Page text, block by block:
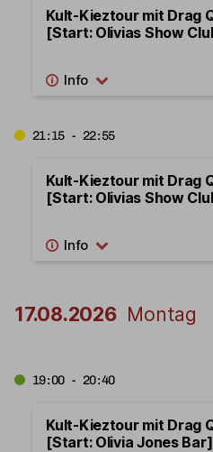
Kult-Kieztour mit Drag
[Start: Olivias Show
21:15 - 22:55
Kult-Kieztour mit Drag
[Start: Olivias Show
17.08.2026 Montag
19:00 - 20:40
Kult-Kieztour mit Drag
[Start: Olivia Jones Bar]